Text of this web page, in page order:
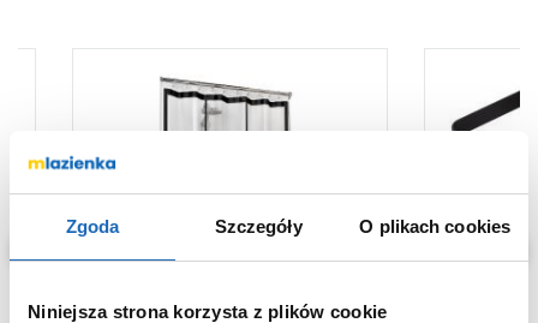
Zgoda Szczegóły O plikach cookies
Niniejsza strona korzysta z plików cookie